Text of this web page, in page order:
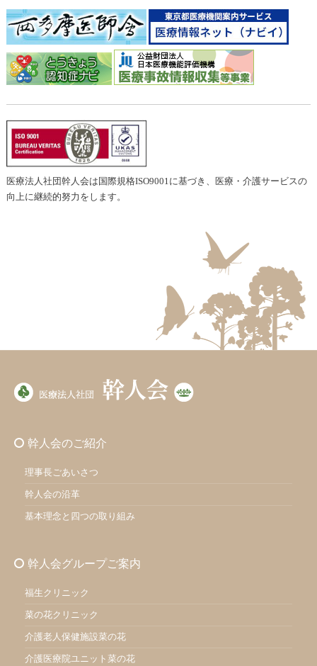
医療法人社団幹人会は国際規格ISO9001に基づき、医療・介護サービスの
向上に継続的努力をします。
幹人会のご紹介
理事長ごあいさつ
幹人会の沿革
基本理念と四つの取り組み
幹人会グループご案内
福生クリニック
菜の花クリニック
介護老人保健施設菜の花
介護医療院ユニット菜の花